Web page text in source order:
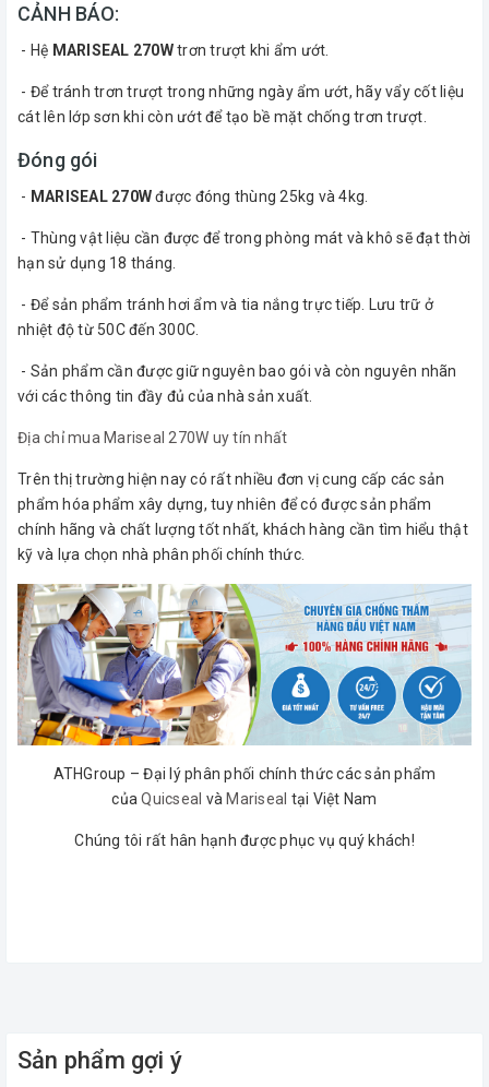
CẢNH BÁO:
- Hệ MARISEAL 270Wtrơn trượt khi ẩm ướt.
- Để tránh trơn trượt trong những ngày ẩm ướt, hãy vẩy cốt liệu
cát lên lớp sơn khi còn ướt để tạo bề mặt chống trơn trượt.
Đóng gói
- MARISEAL 270Wđược đóng thùng 25kg và 4kg.
- Thùng vật liệu cần được để trong phòng mát và khô sẽ đạt thời
hạn sử dụng 18 tháng.
- Để sản phẩm tránh hơi ẩm và tia nắng trực tiếp. Lưu trữ ở
nhiệt độ từ 50C đến 300C.
- Sản phẩm cần được giữ nguyên bao gói và còn nguyên nhãn
với các thông tin đầy đủ của nhà sản xuất.
Địa chỉ mua Mariseal 270W uy tín nhất
Trên thị trường hiện nay có rất nhiều đơn vị cung cấp các sản
phẩm hóa phẩm xây dựng, tuy nhiên để có được sản phẩm
chính hãng và chất lượng tốt nhất, khách hàng cần tìm hiểu thật
kỹ và lựa chọn nhà phân phối chính thức.
ATHGroup – Đại lý phân phối chính thức các sản phẩm
củaQuicseal và Mariseal tại Việt Nam
Chúng tôi rất hân hạnh được phục vụ quý khách!
Sản phẩm gợi ý